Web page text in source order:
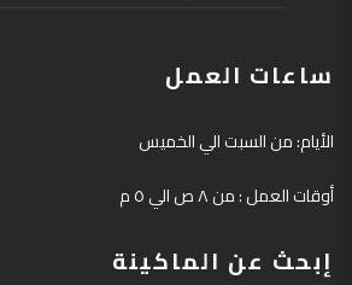
ساعات العمل
الأيام: من السبت الي الخميس
أوقات العمل : من ٨ ص الي ٥ م
إبحث عن الماكينة